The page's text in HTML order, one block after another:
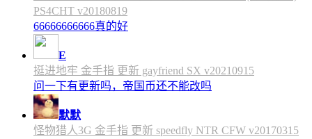
PS4CHT v20180819
66666666666真的好
E
挺进地牢 金手指 更新 gayfriend SX v20210915
问一下有更新吗，帝国币还不能改吗
默默
怪物猎人3G 金手指 更新 speedfly NTR CFW v20170315